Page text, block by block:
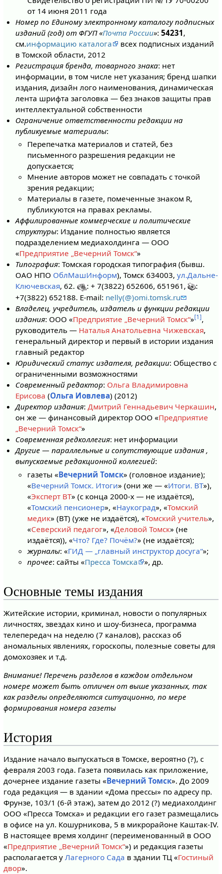
от 14 июня 2011 года
Номер по Единому электронному каталогу подписных
изданий (год) от ФГУП «Почта России»:54231,
см.информацию каталога
всех подписных изданий
в Томской области, 2012
Регистрация бренда, товарного знака: нет
информации, в том числе нет указания; бренд шапки
издания, дизайн лого наименования, динамическая
лента шрифта заголовка — без знаков защиты прав
интеллектуальной собственности
Ограничение ответственности редакции на
публикуемые материалы:
Перепечатка материалов и статей, без
письменного разрешения редакции не
допускается;
Мнение авторов может не совпадать с точкой
зрения редакции;
Материалы в газете, помеченные знаком R,
публикуются на правах рекламы.
Аффилированные коммерческие и политические
структуры: Издание полностью является
подразделением медиахолдинга — ООО
«Предприятие „Вечерний Томск“»
Типография: Томская городская типография (бывш.
ОАО НПО ОблМашИнформ), Томск 634003,ул.Дальне-
Ключевская, 62. : + 7(3822) 652606, 651961,
:
+7(3822) 652188. E-mail: nelly(@)omi.tomsk.ru
Владелец, учредитель, издатель и функции редакции
издания: ООО «Предприятие „Вечерний Томск“»[1],
руководитель — Наталья Анатольевна Чижевская,
генеральный директор и первый в истории издания
главный редактор
Юридический статус издателя, редакции: Общество с
ограниченными возможностями
Современный редактор: Ольга Владимировна
Ерисова (Ольга Иовлева) (2012)
Директор издания:Дмитрий Геннадьевич Черкашин,
он же — финансовый директор ООО «Предприятие
„Вечерний Томск“»
Современная редколлегия: нет информации
Другие — параллельные и сопутствующие издания ,
выпускаемые редакционной коллегией:
газеты «Вечерний Томск» (головное издание);
«Вечерний Томск. Итоги» (они же — «Итоги. ВТ»),
«Эксперт ВТ» (с конца 2000-х — не издаётся),
«Томский пенсионер», «Наукоград», «Томский
медик» (ВТ) (уже не издаётся), «Томский учитель»,
«Северский педагог», «Деловой Томск» (не
издаётся)), «Что? Где? Почём?» (не издаётся);
журналы: «ГИД — „главный инструктор досуга“»;
прочее: сайты «Пресса Томска », др.
Основные темы издания
Житейские истории, криминал, новости о популярных
личностях, звездах кино и шоу-бизнеса, программа
телепередач на неделю (7 каналов), рассказ об
аномальных явлениях, гороскопы, полезные советы для
домохозяек и т.д.
Внимание! Перечень разделов в каждом отдельном
номере может быть отличен от выше указанных, так
как разделы определяются ситуационно, по мере
формирования номера газеты
История
Издание начало выпускаться в Томске, вероятно (?), с
февраля 2003 года. Газета появилась как приложение,
дочернее издание газеты «Вечерний Томск». До 2009
года редакция — в здании «Дома прессы» по адресу пр.
Фрунзе, 103/1 (6-й этаж), затем до 2012 (?) медиахолдинг
ООО «Пресса Томска» и редакции его газет размещались
в офисе на ул. Кошурникова, 5 в микрорайоне Каштак-IV.
В настоящее время холдинг (переименованный в ООО
«Предприятие „Вечерний Томск“») и редакция газеты
располагается у Лагерного Сада в здании ТЦ «Гостиный
двор».